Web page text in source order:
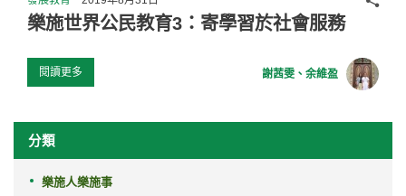
樂施世界公民教育3：寄學習於社會服務
閱讀更多 謝茜雯、余維盈
分類
樂施人樂施事